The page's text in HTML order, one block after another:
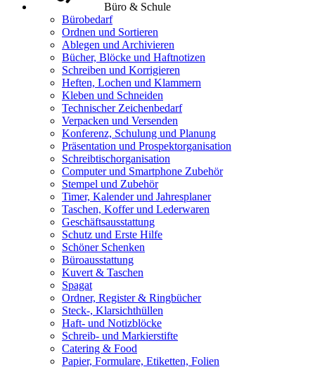
Büro & Schule
Bürobedarf
Ordnen und Sortieren
Ablegen und Archivieren
Bücher, Blöcke und Haftnotizen
Schreiben und Korrigieren
Heften, Lochen und Klammern
Kleben und Schneiden
Technischer Zeichenbedarf
Verpacken und Versenden
Konferenz, Schulung und Planung
Präsentation und Prospektorganisation
Schreibtischorganisation
Computer und Smartphone Zubehör
Stempel und Zubehör
Timer, Kalender und Jahresplaner
Taschen, Koffer und Lederwaren
Geschäftsausstattung
Schutz und Erste Hilfe
Schöner Schenken
Büroausstattung
Kuvert & Taschen
Spagat
Ordner, Register & Ringbücher
Steck-, Klarsichthüllen
Haft- und Notizblöcke
Schreib- und Markierstifte
Catering & Food
Papier, Formulare, Etiketten, Folien